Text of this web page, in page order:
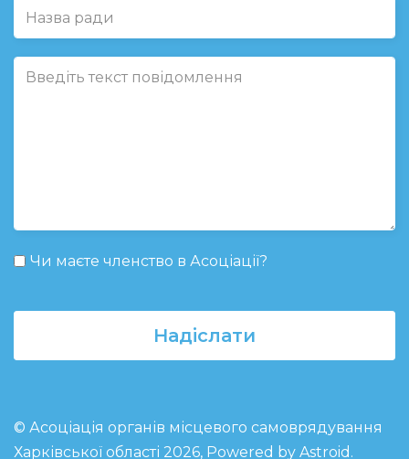
Чи маєте членство в Асоціації?
Надіслати
© Асоціація органів місцевого самоврядування
Харківської області 2026, Powered by Astroid .